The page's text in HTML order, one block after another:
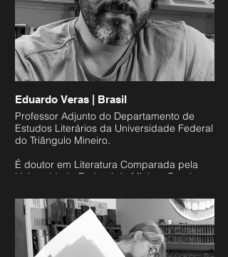
Eduardo Veras | Brasil
Professor Adjunto do Departamento de
Estudos Literários da Universidade Federal
do Triângulo Mineiro.
É doutor em Literatura Comparada pela
Universidade Federal de Minhas Gerais.
francês) e mestrado em Literatura
Brasileira também pela UFMG. Cursou
estágio de doutorado CAPES-PDEE no
"Centre de Recherche sur la Littérature
Française du XIXe Siècle", da Sorbonne